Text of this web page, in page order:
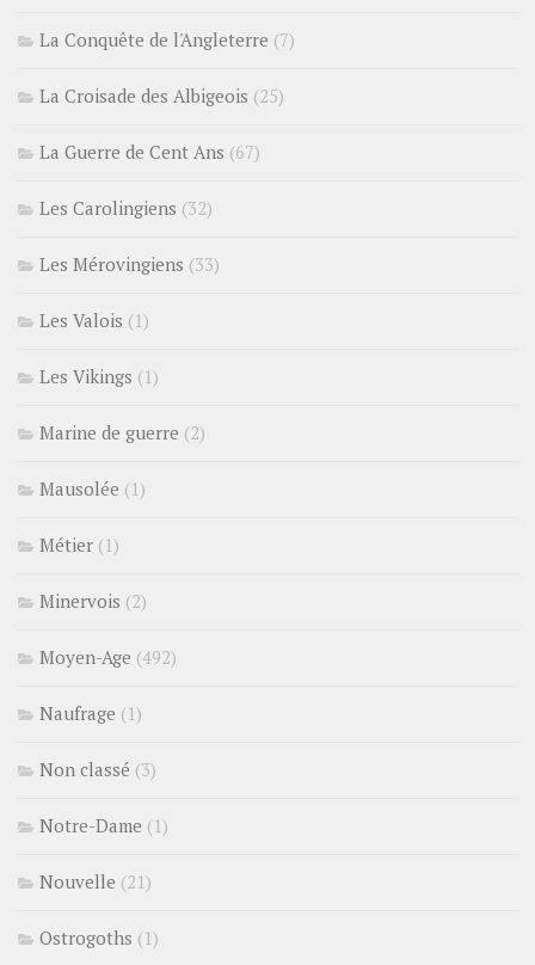
La Conquête de l'Angleterre (7)
La Croisade des Albigeois (25)
La Guerre de Cent Ans (67)
Les Carolingiens (32)
Les Mérovingiens (33)
Les Valois (1)
Les Vikings (1)
Marine de guerre (2)
Mausolée (1)
Métier (1)
Minervois (2)
Moyen-Age (492)
Naufrage (1)
Non classé (3)
Notre-Dame (1)
Nouvelle (21)
Ostrogoths (1)